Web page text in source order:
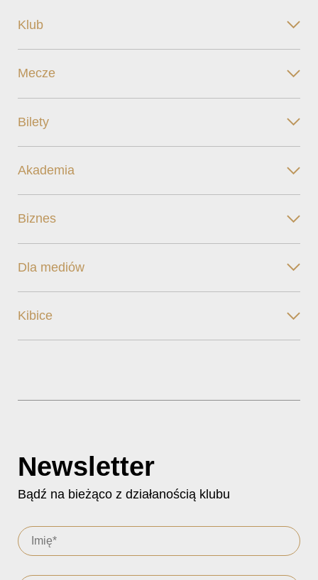
Klub
Mecze
Bilety
Akademia
Biznes
Dla mediów
Kibice
Newsletter
Bądź na bieżąco z działanością klubu